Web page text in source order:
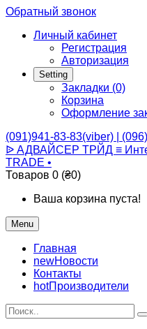
Обратный звонок
Личный кабинет
Регистрация
Авторизация
Setting
Закладки (0)
Корзина
Оформление
(091)941-83-83(viber) |
ᐉ АДВАЙСЕР ТРЙД ≡
TRADE •
Товаров 0 (₴0)
Ваша корзина пуста!
Menu
Главная
newНовости
Контакты
hotПроизводители